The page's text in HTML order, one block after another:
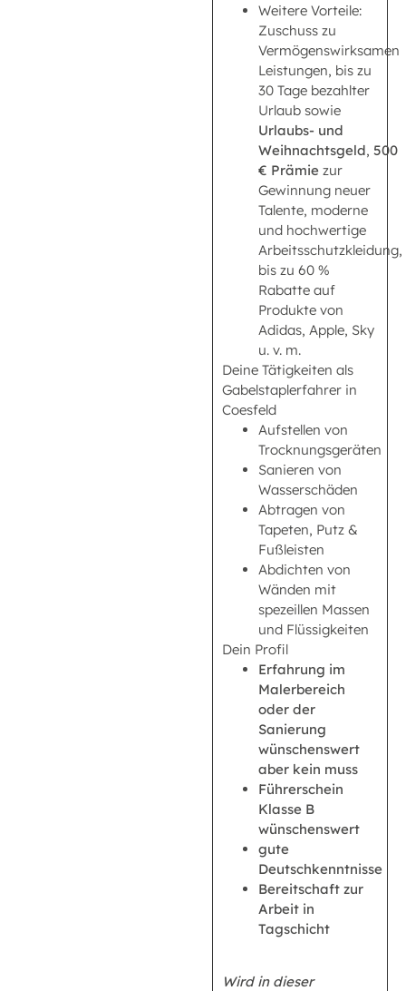
Weitere Vorteile:
Zuschuss zu
Vermögenswirksamen
Leistungen, bis zu
30 Tage bezahlter
Urlaub sowie
Urlaubs- und
Weihnachtsgeld, 500
€ Prämie zur
Gewinnung neuer
Talente, moderne
und hochwertige
Arbeitsschutzkleidung,
bis zu 60 %
Rabatte auf
Produkte von
Adidas, Apple, Sky
u. v. m.
Deine Tätigkeiten als
Gabelstaplerfahrer in
Coesfeld
Aufstellen von
Trocknungsgeräten
Sanieren von
Wasserschäden
Abtragen von
Tapeten, Putz &
Fußleisten
Abdichten von
Wänden mit
spezeillen Massen
und Flüssigkeiten
Dein Profil
Erfahrung im
Malerbereich
oder der
Sanierung
wünschenswert
aber kein muss
Führerschein
Klasse B
wünschenswert
gute
Deutschkenntnisse
Bereitschaft zur
Arbeit in
Tagschicht
Wird in dieser